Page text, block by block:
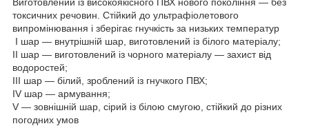
токсичних речовин. Стійкий до ультрафіолетового
випромінювання і зберігає гнучкість за низьких температур
I шар — внутрішній шар, виготовлений із білого матеріалу;
II шар — виготовлений із чорного матеріалу — захист від
водоростей;
III шар — білий, зроблений із гнучкого ПВХ;
IV шар — армування;
V — зовнішній шар, сірий із білою смугою, стійкий до різних
погодних умов